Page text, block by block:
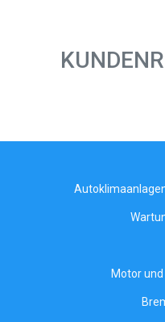
Motor